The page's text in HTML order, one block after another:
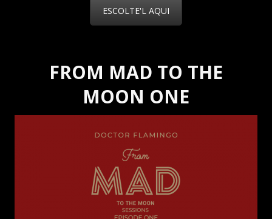
ESCOLTE'L AQUI
FROM MAD TO THE
MOON ONE